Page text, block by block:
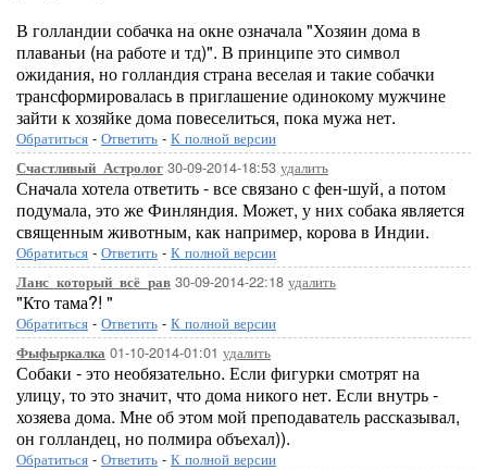
В голландии собачка на окне означала "Хозяин дома в
плаваньи (на работе и тд)". В принципе это символ
ожидания, но голландия страна веселая и такие собачки
трансформировалась в приглашение одинокому мужчине
зайти к хозяйке дома повеселиться, пока мужа нет.
Обратиться - Ответить - К полной версии
Счастливый_Астролог 30-09-2014-18:53 удалить
Сначала хотела ответить - все связано с фен-шуй, а потом
подумала, это же Финляндия. Может, у них собака является
священным животным, как например, корова в Индии.
Обратиться - Ответить - К полной версии
Ланс_который_всё_рав 30-09-2014-22:18 удалить
"Кто тама?! "
Обратиться - Ответить - К полной версии
Фыфыркалка 01-10-2014-01:01 удалить
Собаки - это необязательно. Если фигурки смотрят на
улицу, то это значит, что дома никого нет. Если внутрь -
хозяева дома. Мне об этом мой преподаватель рассказывал,
он голландец, но полмира объехал)).
Обратиться - Ответить - К полной версии